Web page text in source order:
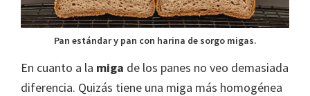
Pan estándar y pan con harina de sorgo migas.
En cuanto a la miga de los panes no veo demasiada
diferencia. Quizás tiene una miga más homogénea